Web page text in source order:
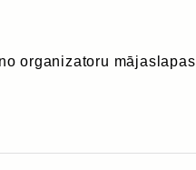
organizatoru mājaslapas